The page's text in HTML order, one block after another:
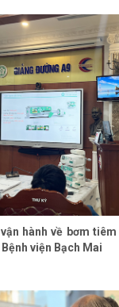
hành về bơm
viện Bạch Mai